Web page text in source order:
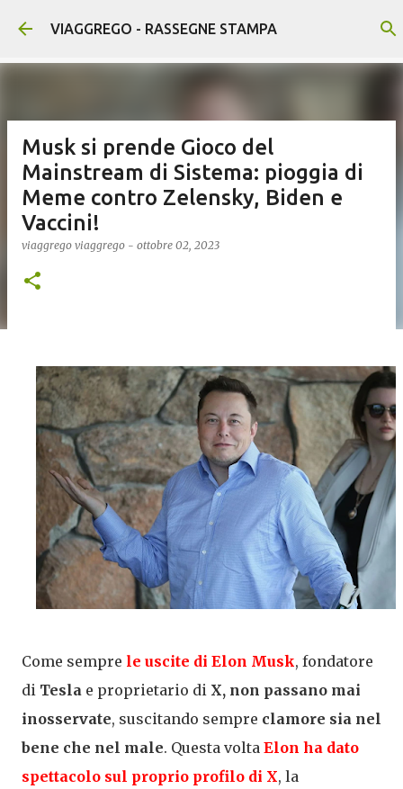
Passa ai contenuti principali
VIAGGREGO - RASSEGNE STAMPA
Musk si prende Gioco del
Mainstream di Sistema: pioggia di
Meme contro Zelensky, Biden e
Vaccini!
viaggrego viaggrego - ottobre 02, 2023
Come sempre le uscite di Elon Musk, fondatore
di Tesla e proprietario di X, non passano mai
inosservate, suscitando sempre clamore sia nel
bene che nel male. Questa volta Elon ha dato
spettacolo sul proprio profilo di X, la